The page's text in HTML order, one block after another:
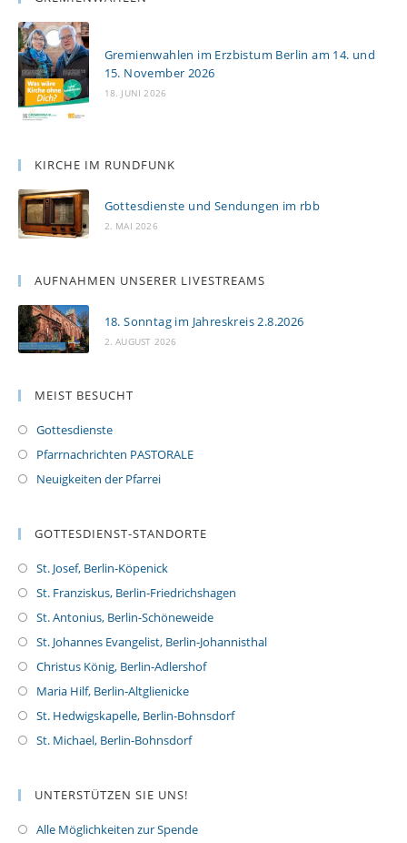
Gremienwahlen im Erzbistum Berlin am 14. und
15. November 2026
18. JUNI 2026
KIRCHE IM RUNDFUNK
Gottesdienste und Sendungen im rbb
2. MAI 2026
AUFNAHMEN UNSERER LIVESTREAMS
18. Sonntag im Jahreskreis 2.8.2026
2. AUGUST 2026
MEIST BESUCHT
Gottesdienste
Pfarrnachrichten PASTORALE
Neuigkeiten der Pfarrei
GOTTESDIENST-STANDORTE
St. Josef, Berlin-Köpenick
St. Franziskus, Berlin-Friedrichshagen
St. Antonius, Berlin-Schöneweide
St. Johannes Evangelist, Berlin-Johannisthal
Christus König, Berlin-Adlershof
Maria Hilf, Berlin-Altglienicke
St. Hedwigskapelle, Berlin-Bohnsdorf
St. Michael, Berlin-Bohnsdorf
UNTERSTÜTZEN SIE UNS!
Alle Möglichkeiten zur Spende